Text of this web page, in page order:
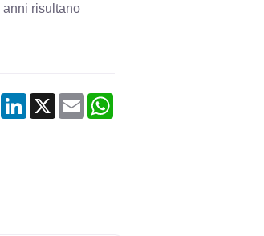
anni risultano
TelegramLinkedIn
X Email